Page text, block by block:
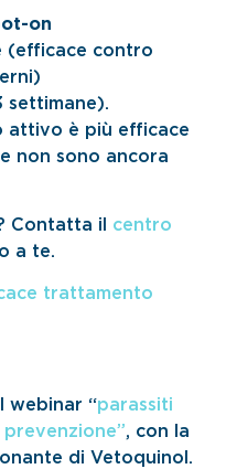
on
(efficace contro
settimane).
attivo è più efficace
non sono ancora
Contatta il centro
a te.
trattamento
webinar “parassiti
, con la
di Vetoquinol.